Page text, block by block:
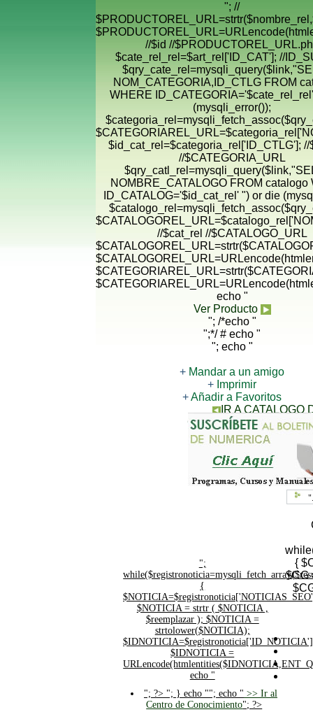
"; //
//$id //
$cate_rel_rel=$art_rel['ID_CAT']; //
NOM_CATEGORIA,ID_CTLG FROM
WHERE
(mysqli_error());
$id_cat_rel=$categoria_rel['ID_CTLG']; //
//$CATEGORIA_URL
NOMBRE_CATALOGO FROM catalogo
ID_CATALOG='$id_cat_rel' ") or die
//$cat_rel //$CATALOGO_URL
echo "
Ver Producto
"; /*echo "
";*/ # echo "
"; echo "
+ Mandar a un amigo
+ Imprimir
+Añadir a Favoritos
IR A CATALOGO
CONTACTANOS PARA
{
$CG
";
{
$NOTICIA = strtr ( $NOTICIA ,
$reemplazar ); $NOTICIA =
strtolower($NOTICIA);
$IDNOTICIA =
echo "
"; ?> "; } echo ""; echo " >> Ir al
Centro de Conocimiento"; ?>